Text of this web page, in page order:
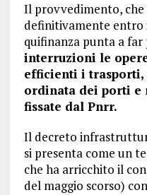
Il provvedimento, che
definitivamente entro
quifinanza punta a far
interruzioni le
efficienti i trasporti,
ordinata dei porti e
fissate dal Pnrr.
Il decreto
si presenta come un
che ha arricchito il
del maggio scorso)